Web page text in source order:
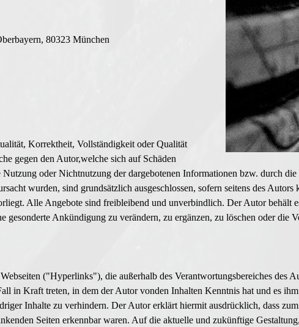
80323 München
Korrektheit, Vollständigkeit oder Qualität
gegen den Autor,welche sich auf Schäden
oder Nichtnutzung der dargebotenen Informationen bzw. durch
wurden, sind grundsätzlich ausgeschlossen, sofern seitens des Autors
Alle Angebote sind freibleibend und unverbindlich. Der Autor behält
gesonderte Ankündigung zu verändern, zu ergänzen, zu löschen oder die
("Hyperlinks"), die außerhalb des Verantwortungsbereiches des
in Kraft treten, in dem der Autor vonden Inhalten Kenntnis hat und es
Inhalte zu verhindern. Der Autor erklärt hiermit ausdrücklich, dass
Seiten erkennbar waren. Auf die aktuelle und zukünftige